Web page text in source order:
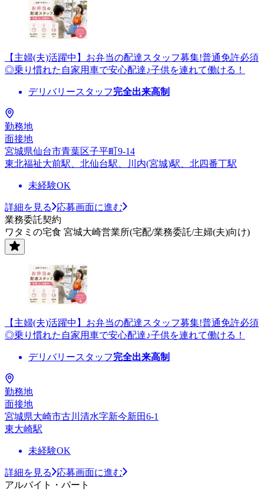
【主婦(夫)活躍中】お弁当の配達スタッフ募集!普通免許必須
◎乗り慣れた自家用車で安心配達♪子供を連れて働ける！
デリバリースタッフ完全出来高制
勤務地
面接地
宮城県仙台市青葉区子平町9-14
東北福祉大前駅、北仙台駅、川内(宮城)駅、北四番丁駅
未経験OK
詳細を見る
応募画面に進む
業務委託契約
ワタミの宅食 宮城大崎営業所(宅配/業務委託/主婦(夫)向け)
【主婦(夫)活躍中】お弁当の配達スタッフ募集!普通免許必須
◎乗り慣れた自家用車で安心配達♪子供を連れて働ける！
デリバリースタッフ完全出来高制
勤務地
面接地
宮城県大崎市古川清水字新今新田6-1
東大崎駅
未経験OK
詳細を見る
応募画面に進む
アルバイト・パート